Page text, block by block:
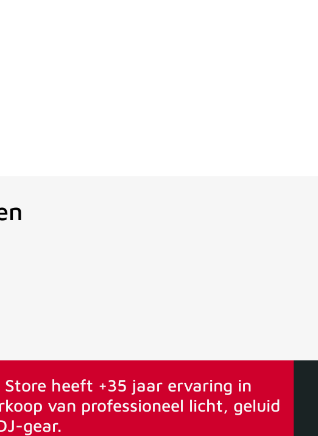
+35 jaar ervaring Vanaf 75€ gratis verstuurd
Store heeft +35 jaar ervaring in
van professioneel licht, geluid
gear.